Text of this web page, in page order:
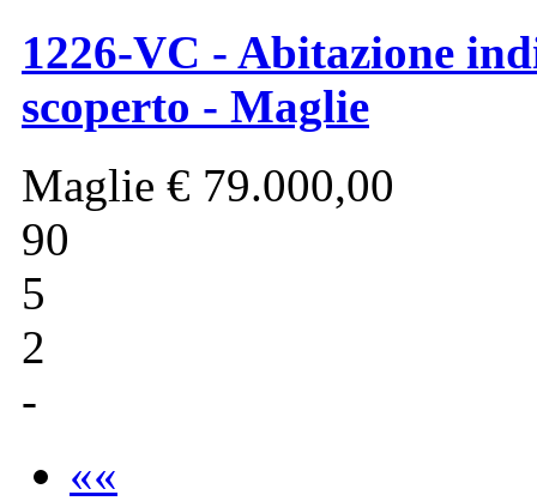
1226-VC - Abitazione
scoperto - Maglie
Maglie € 79.000,00
90
5
2
-
««